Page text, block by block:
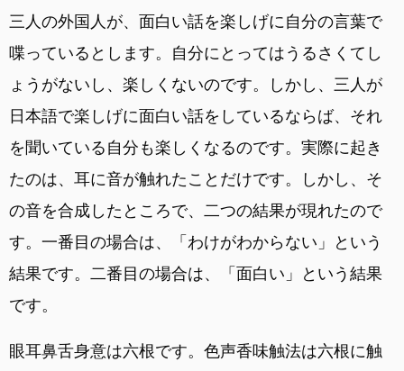
三人の外国人が、面白い話を楽しげに自分の言葉で
喋っているとします。自分にとってはうるさくてし
ょうがないし、楽しくないのです。しかし、三人が
日本語で楽しげに面白い話をしているならば、それ
を聞いている自分も楽しくなるのです。実際に起き
たのは、耳に音が触れたことだけです。しかし、そ
の音を合成したところで、二つの結果が現れたので
す。一番目の場合は、「わけがわからない」という
結果です。二番目の場合は、「面白い」という結果
です。
眼耳鼻舌身意は六根です。色声香味触法は六根に触